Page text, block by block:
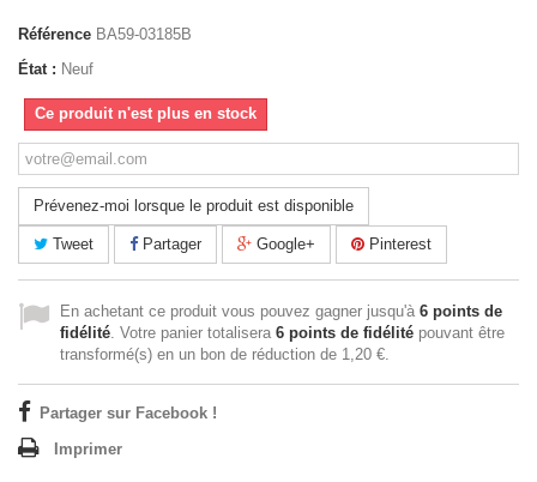
Référence BA59-03185B
État : Neuf
Ce produit n'est plus en stock
Prévenez-moi lorsque le produit est disponible
Tweet Partager Google+ Pinterest
En achetant ce produit vous pouvez gagner jusqu'à 6 points de
fidélité. Votre panier totalisera 6 points de fidélité pouvant être
transformé(s) en un bon de réduction de 1,20 €.
Partager sur Facebook !
Imprimer